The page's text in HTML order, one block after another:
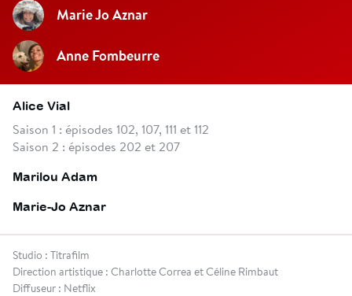
Marie Jo Aznar
Anne Fombeurre
Alice Vial
Saison 1 : épisodes 102, 107, 111 et 112
Saison 2 : épisodes 202 et 207
Marilou Adam
Marie-Jo Aznar
Studio : Titrafilm
Direction artistique : Charlotte Correa et Céline Rimbaut
Diffuseur : Netflix